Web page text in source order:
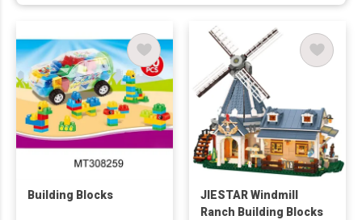
Building Blocks
JIESTAR Windmill
Ranch Building Blocks